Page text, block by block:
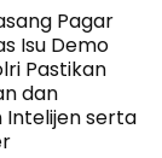
Pagar
Isu Demo
Pastikan
dan
Intelijen serta